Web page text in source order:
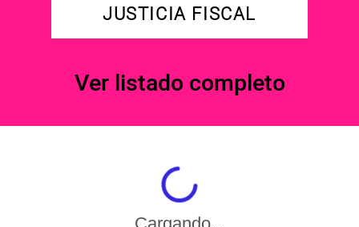
JUSTICIA FISCAL
Ver listado completo